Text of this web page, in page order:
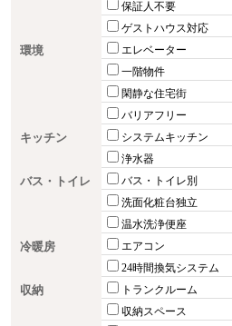
保証人不要
ゲストハウス対応
環境 エレベーター
一階物件
閑静な住宅街
バリアフリー
キッチン システムキッチン
浄水器
バス・トイレ バス・トイレ別
洗面化粧台独立
温水洗浄便座
冷暖房 エアコン
24時間換気システム
収納 トランクルーム
収納スペース